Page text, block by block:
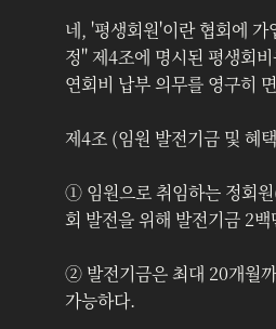
네, '평생회원'이란 협회에
정" 제4조에 명시된 평생회
연회비 납부 의무를 영구히
제4조 (임원 발전기금 및 혜
‍① 임원으로 취임하는 정회
회 발전을 위해 발전기금 2
② 발전기금은 최대 20개월
가능하다.